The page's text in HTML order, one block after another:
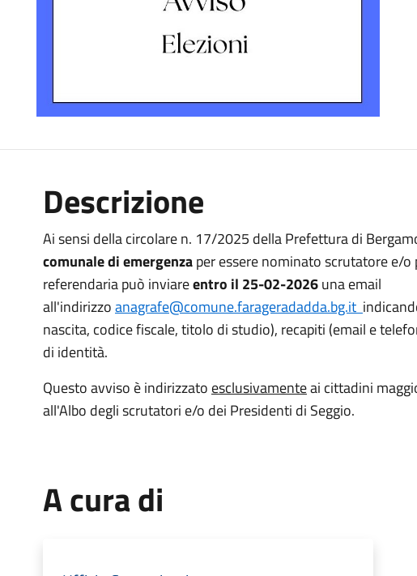
Descrizione
Ai sensi della circolare n. 17/2025 della Prefettura di
comunale di emergenzaper essere nominato scrutatore e/o
referendaria può inviareentro il 25-02-2026una email
all'indirizzoanagrafe@comune.farageradadda.bg.it
nascita, codice fiscale, titolo di studio), recapiti (email e
di identità.
Questo avviso è indirizzato esclusivamenteai cittadini
all'Albo degli scrutatori e/o dei Presidenti di Seggio.
A cura di